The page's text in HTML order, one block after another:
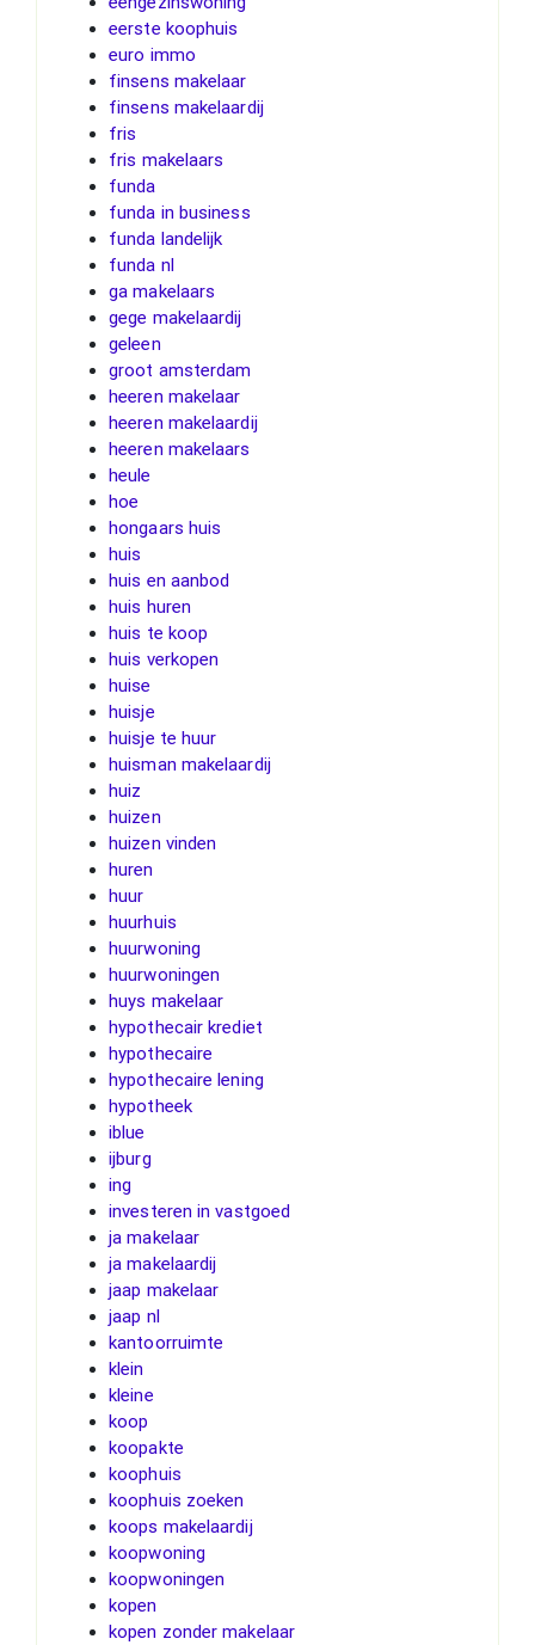
eerste koophuis
euro immo
finsens makelaar
finsens makelaardij
fris
fris makelaars
funda
funda in business
funda landelijk
funda nl
ga makelaars
gege makelaardij
geleen
groot amsterdam
heeren makelaar
heeren makelaardij
heeren makelaars
heule
hoe
hongaars huis
huis
huis en aanbod
huis huren
huis te koop
huis verkopen
huise
huisje
huisje te huur
huisman makelaardij
huiz
huizen
huizen vinden
huren
huur
huurhuis
huurwoning
huurwoningen
huys makelaar
hypothecair krediet
hypothecaire
hypothecaire lening
hypotheek
iblue
ijburg
ing
investeren in vastgoed
ja makelaar
ja makelaardij
jaap makelaar
jaap nl
kantoorruimte
klein
kleine
koop
koopakte
koophuis
koophuis zoeken
koops makelaardij
koopwoning
koopwoningen
kopen
kopen zonder makelaar